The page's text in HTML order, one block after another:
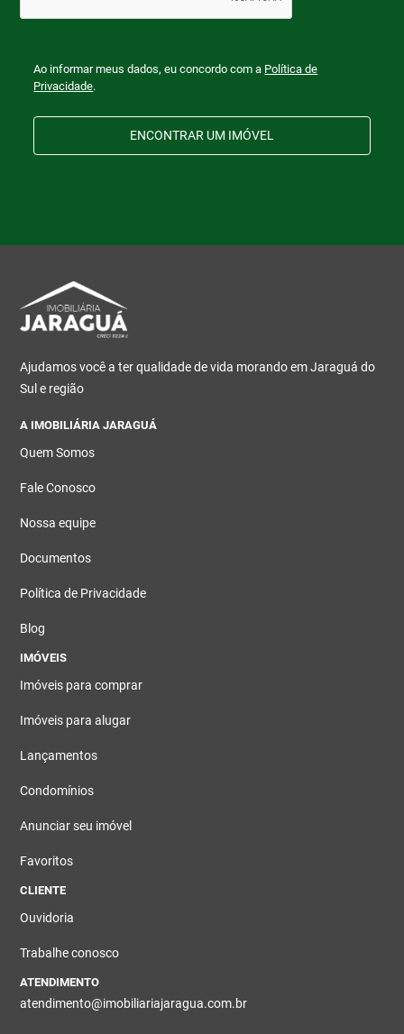
Ao informar meus dados, eu concordo com a Política de
Privacidade.
ENCONTRAR UM IMÓVEL
Ajudamos você a ter qualidade de vida morando em Jaraguá do
Sul e região
A IMOBILIÁRIA JARAGUÁ
Quem Somos
Fale Conosco
Nossa equipe
Documentos
Política de Privacidade
Blog
IMÓVEIS
Imóveis para comprar
Imóveis para alugar
Lançamentos
Condomínios
Anunciar seu imóvel
Favoritos
CLIENTE
Ouvidoria
Trabalhe conosco
ATENDIMENTO
atendimento@imobiliariajaragua.com.br